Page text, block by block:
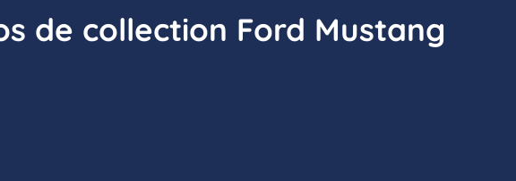
de collection Ford Mustang